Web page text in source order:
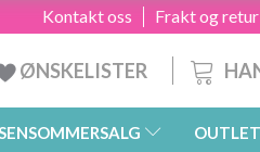
Frakt og retur
Kontakt oss
ØNSKELISTER
OUTLET